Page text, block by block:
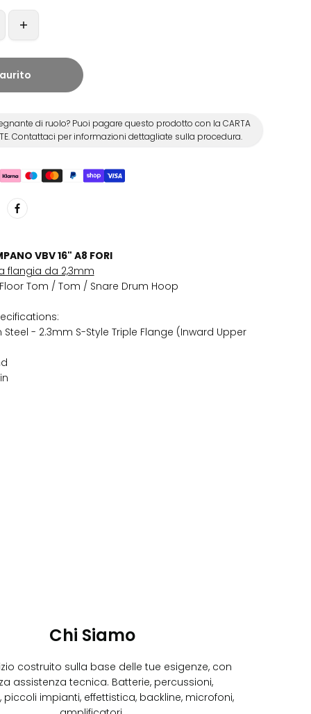
di ruolo? Puoi pagare questo prodotto con la CARTA
Contattaci per informazioni dettagliate sulla procedura.
VBV 16" A8 FORI
flangia da 2,3mm
Tom / Tom / Snare Drum Hoop
- 2.3mm S-Style Triple Flange (Inward Upper
Chi Siamo
costruito sulla base delle tue esigenze, con
assistenza tecnica. Batterie, percussioni,
piccoli impianti, effettistica, backline, microfoni,